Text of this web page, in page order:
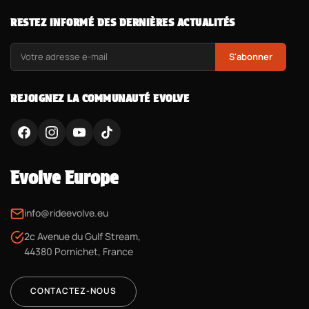
RESTEZ INFORMÉ DES DERNIÈRES ACTUALITÉS
S'abonner
REJOIGNEZ LA COMMUNAUTÉ EVOLVE
Evolve Europe
info@rideevolve.eu
2c Avenue du Gulf Stream,
44380 Pornichet, France
CONTACTEZ-NOUS